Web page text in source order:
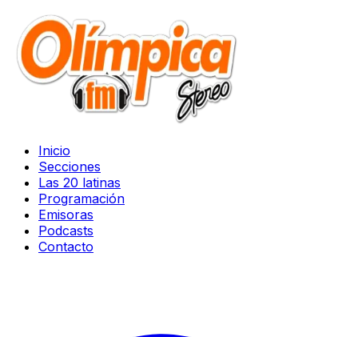
Inicio
Secciones
Las 20 latinas
Programación
Emisoras
Podcasts
Contacto